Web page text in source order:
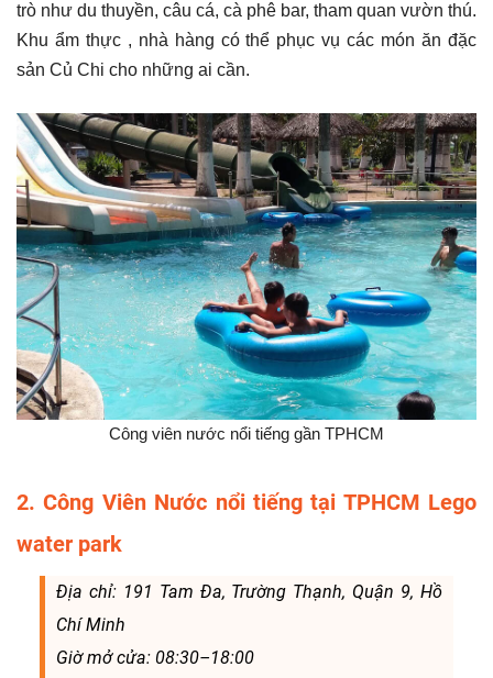
trò như du thuyền, câu cá, cà phê bar, tham quan vườn thú.
Khu ẩm thực , nhà hàng có thể phục vụ các món ăn đặc
sản Củ Chi cho những ai cần.
Công viên nước nổi tiếng gần TPHCM
2. Công Viên Nước nổi tiếng tại TPHCM Lego
water park
Địa chỉ: 191 Tam Đa, Trường Thạnh, Quận 9, Hồ
Chí Minh
Giờ mở cửa: 08:30–18:00